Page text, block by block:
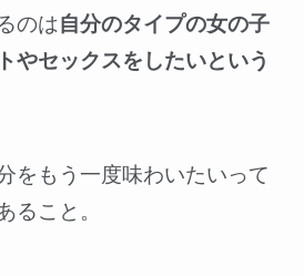
のは自分のタイプの女の子
やセックスをしたいという
をもう一度味わいたいって
ること。